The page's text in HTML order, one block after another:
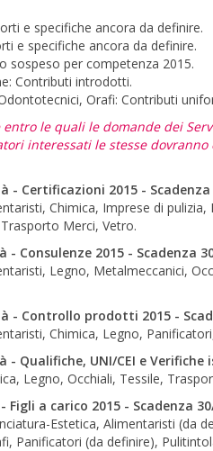
e specifiche ancora da definire.
e specifiche ancora da definire.
sospeso per competenza 2015.
Contributi introdotti.
Orafi: Contributi
entro le quali le domande dei
interessati le stesse dovranno
- Certificazioni 2015 - Scadenza
Chimica, Imprese di
Merci, Vetro.
Consulenze 2015 - Scadenza
Legno, Metalmeccanici,
- Controllo prodotti 2015 -
Chimica, Legno,
Qualifiche, UNI/CEI e Verifiche
Legno, Occhiali, Tessile,
a carico 2015 - Scadenza
Estetica, Alimentaristi (da
Panificatori (da definire),